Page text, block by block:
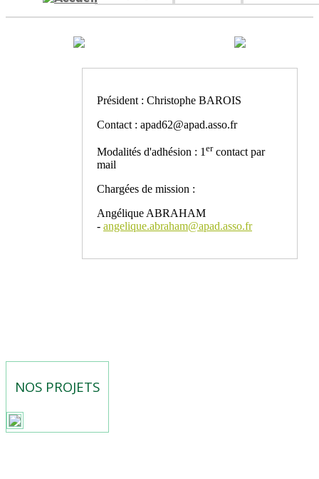
Président : Christophe BAROIS
Contact : apad62@apad.asso.fr
Modalités d'adhésion : 1 ercontact par
mail
Chargées de mission :
Angélique ABRAHAM
- angelique.abraham@apad.asso.fr
NOS PROJETS